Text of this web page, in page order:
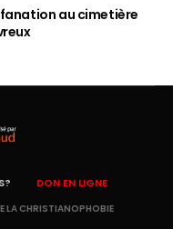
au cimetière
DON EN LIGNE
CHRISTIANOPHOBIE